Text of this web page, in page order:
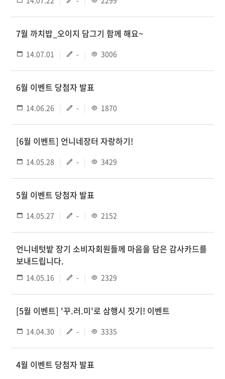
7월 까치밥_오이지 담그기 함께 해요~
14.07.01 - 3006
6월 이벤트 당첨자 발표
14.06.26 - 1870
[6월 이벤트] 언니네장터 자랑하기!
14.05.28 - 3429
5월 이벤트 당첨자 발표
14.05.27 - 2152
언니네텃밭 장기 소비자회원들께 마음을 담은 감사카드를
보내드립니다.
14.05.16 - 2329
[5월 이벤트] '꾸.러.미'로 삼행시 짓기! 이벤트
14.04.30 - 3335
4월 이벤트 당첨자 발표